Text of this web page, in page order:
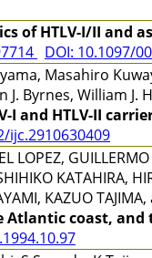
of HTLV-I/II and
DOI: 10.1097/
Masahiro
Byrnes, William
I and HTLV-II
ijc.2910630409
LOPEZ,
KATAHIRA,
KAZUO
Atlantic coast,